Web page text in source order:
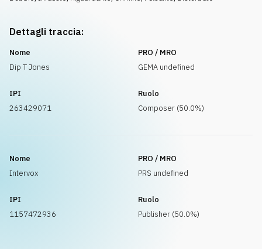
Dettagli traccia:
Nome
Dip T Jones
PRO / MRO
GEMA undefined
IPI
263429071
Ruolo
Composer (50.0%)
Nome
Intervox
PRO / MRO
PRS undefined
IPI
1157472936
Ruolo
Publisher (50.0%)